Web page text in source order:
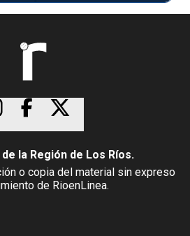
la Región de Los Ríos.
o copia del material sin expreso
de RioenLinea.